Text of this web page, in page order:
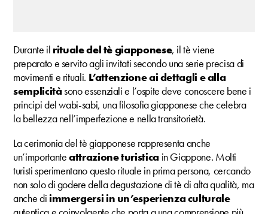
Durante il rituale del tè giapponese, il tè viene
preparato e servito agli invitati secondo una serie precisa di
movimenti e rituali. L’attenzione ai dettagli e alla
semplicitàsono essenziali e l’ospite deve conoscere bene i
principi del wabi-sabi, una filosofia giapponese che celebra
la bellezza nell’imperfezione e nella transitorietà.
La cerimonia del tè giapponese rappresenta anche
un’importanteattrazione turisticain Giappone. Molti
turisti sperimentano questo rituale in prima persona, cercando
non solo di godere della degustazione di tè di alta qualità, ma
anche diimmergersi in un’esperienza culturale